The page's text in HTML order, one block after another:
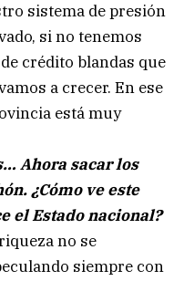
sistema de presión
si no tenemos
crédito blandas que
a crecer. En ese
está muy
Ahora sacar los
¿Cómo ve este
el Estado nacional?
no se
siempre con